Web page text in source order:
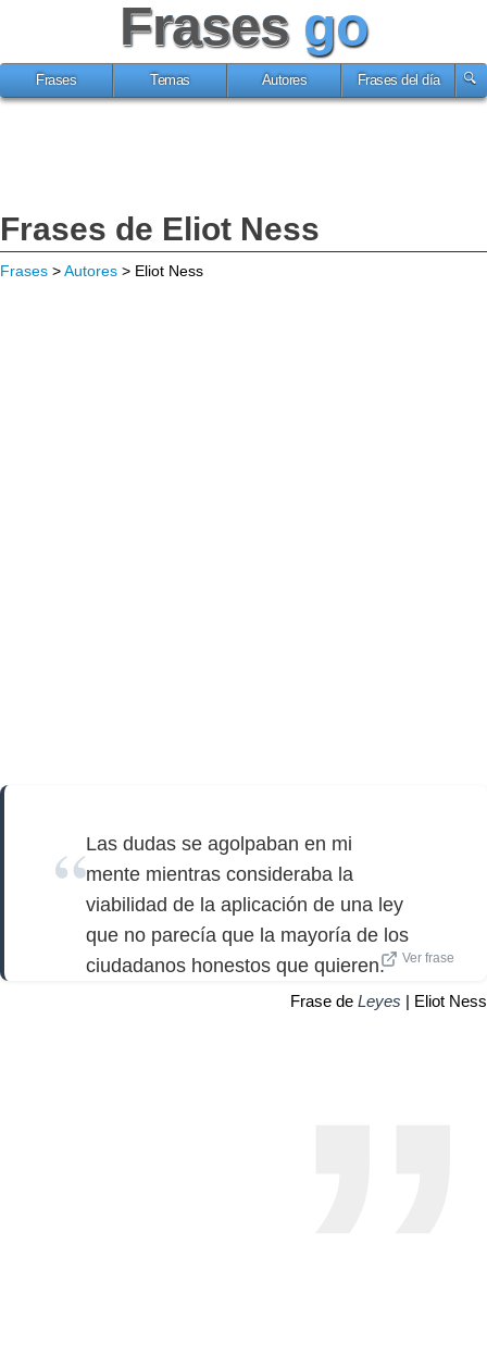
Frases go
Frases Temas Autores Frases del día
Frases de Eliot Ness
Frases >Autores > Eliot Ness
Las dudas se agolpaban en mi
mente mientras consideraba la
viabilidad de la aplicación de una ley
que no parecía que la mayoría de los
ciudadanos honestos que quieren.
Ver frase
Frase de Leyes | Eliot Ness